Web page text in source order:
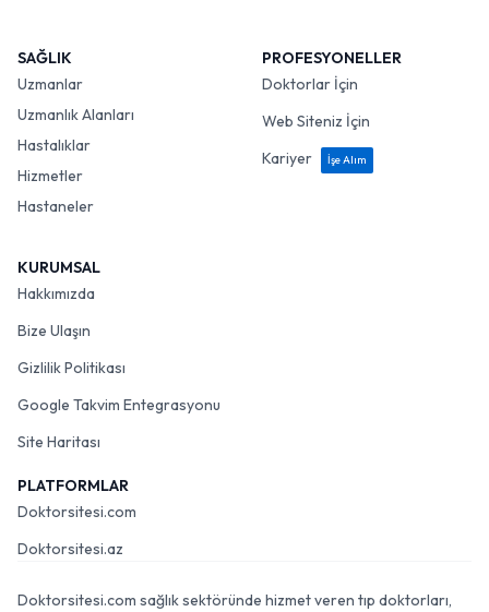
SAĞLIK
Uzmanlar
Uzmanlık Alanları
Hastalıklar
Hizmetler
Hastaneler
PROFESYONELLER
Doktorlar İçin
Web Siteniz İçin
Kariyer
İşe Alım
KURUMSAL
Hakkımızda
Bize Ulaşın
Gizlilik Politikası
Google Takvim Entegrasyonu
Site Haritası
PLATFORMLAR
Doktorsitesi.com
Doktorsitesi.az
Doktorsitesi.com sağlık sektöründe hizmet veren tıp doktorları,